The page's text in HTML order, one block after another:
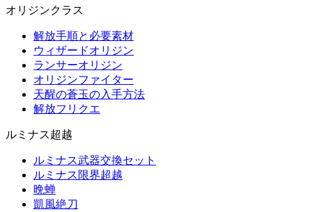
オリジンクラス
解放手順と必要素材
ウィザードオリジン
ランサーオリジン
オリジンファイター
天醒の蒼玉の入手方法
解放フリクエ
ルミナス超越
ルミナス武器交換セット
ルミナス限界超越
晩蝉
凱風絶刀